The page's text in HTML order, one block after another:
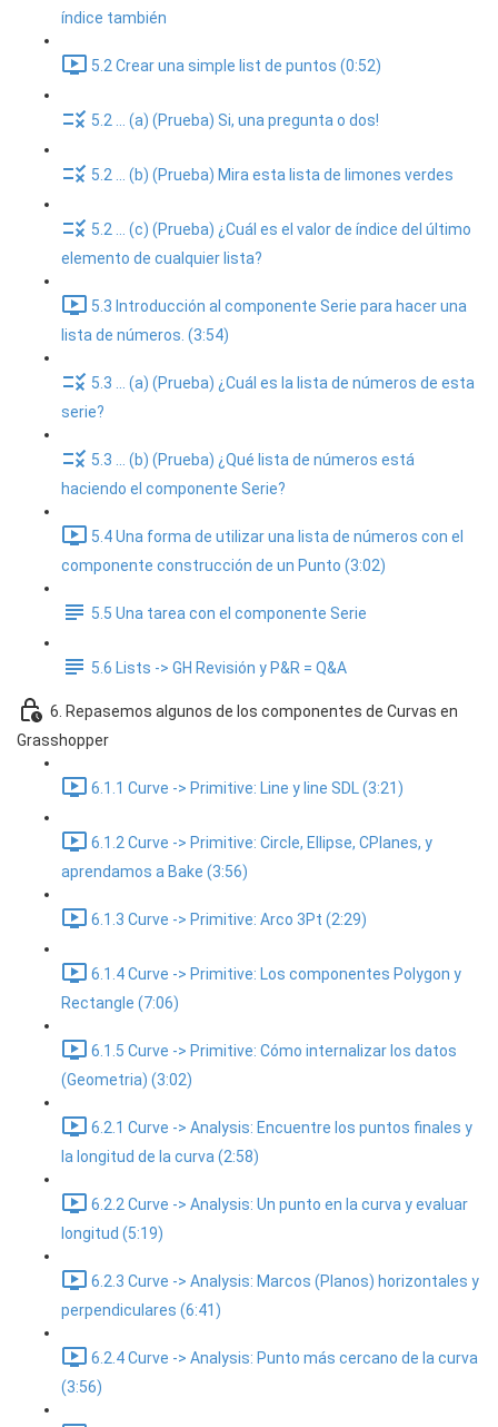
índice también
5.2 Crear una simple list de puntos (0:52)
5.2 ... (a) (Prueba) Si, una pregunta o dos!
5.2 ... (b) (Prueba) Mira esta lista de limones verdes
5.2 ... (c) (Prueba) ¿Cuál es el valor de índice del último
elemento de cualquier lista?
5.3 Introducción al componente Serie para hacer una
lista de números. (3:54)
5.3 ... (a) (Prueba) ¿Cuál es la lista de números de esta
serie?
5.3 ... (b) (Prueba) ¿Qué lista de números está
haciendo el componente Serie?
5.4 Una forma de utilizar una lista de números con el
componente construcción de un Punto (3:02)
5.5 Una tarea con el componente Serie
5.6 Lists -> GH Revisión y P&R = Q&A
6. Repasemos algunos de los componentes de Curvas en
Grasshopper
6.1.1 Curve -> Primitive: Line y line SDL (3:21)
6.1.2 Curve -> Primitive: Circle, Ellipse, CPlanes, y
aprendamos a Bake (3:56)
6.1.3 Curve -> Primitive: Arco 3Pt (2:29)
6.1.4 Curve -> Primitive: Los componentes Polygon y
Rectangle (7:06)
6.1.5 Curve -> Primitive: Cómo internalizar los datos
(Geometria) (3:02)
6.2.1 Curve -> Analysis: Encuentre los puntos finales y
la longitud de la curva (2:58)
6.2.2 Curve -> Analysis: Un punto en la curva y evaluar
longitud (5:19)
6.2.3 Curve -> Analysis: Marcos (Planos) horizontales y
perpendiculares (6:41)
6.2.4 Curve -> Analysis: Punto más cercano de la curva
(3:56)